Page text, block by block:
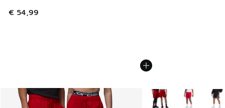
€ 54,99
Plus de couleurs